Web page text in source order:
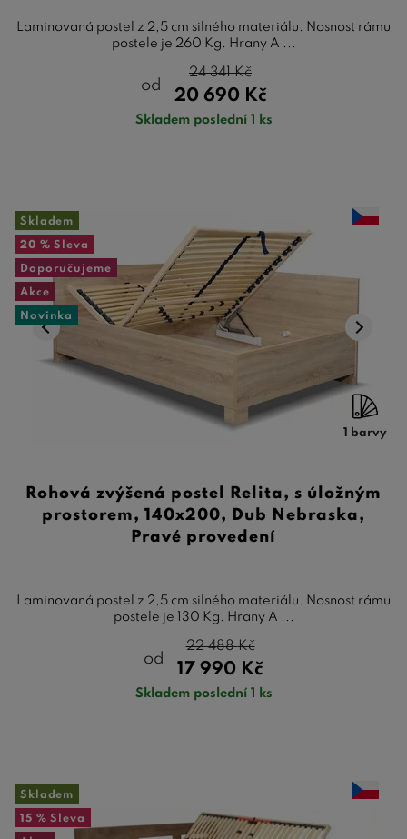
Laminovaná postel z 2,5 cm silného materiálu. Nosnost rámu
postele je 260 Kg. Hrany A ...
od
20 690 Kč
24 341Kč
Skladem poslední 1 ks
Skladem
20 % Sleva
Doporučujeme
Akce
Novinka
1 barvy
Rohová zvýšená postel Relita, s úložným
prostorem, 140x200, Dub Nebraska,
Pravé provedení
Laminovaná postel z 2,5 cm silného materiálu. Nosnost rámu
postele je 130 Kg. Hrany A ...
od
17 990 Kč
22 488Kč
Skladem poslední 1 ks
Skladem
15 % Sleva